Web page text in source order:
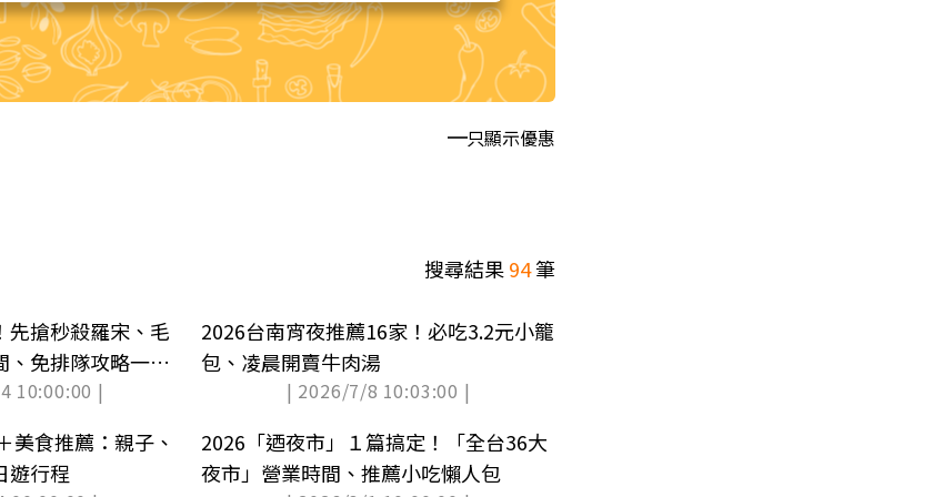
只顯示優惠
搜尋結果94筆
先搶秒殺羅宋、毛
、免排隊攻略一次
10:00:00 |
2026台南宵夜推薦16家！必吃3.2元小籠
包、凌晨開賣牛肉湯
| 2026/7/8 10:03:00 |
美食推薦：親子、
遊行程
2026「迺夜市」１篇搞定！「全台36大
夜市」營業時間、推薦小吃懶人包